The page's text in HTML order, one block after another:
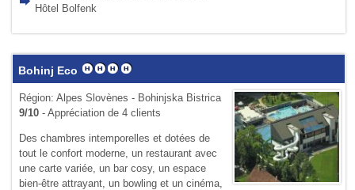
Hôtel Bolfenk
Bohinj Eco
Région: Alpes Slovènes - Bohinjska Bistrica
9/10- Appréciation de 4 clients
Des chambres intemporelles et dotées de
tout le confort moderne, un restaurant avec
une carte variée, un bar cosy, un espace
bien-être attrayant, un bowling et un cinéma,